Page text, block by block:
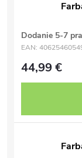
Dodanie 5-7
EAN:
44,99 €